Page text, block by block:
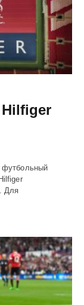
футбольный
Для